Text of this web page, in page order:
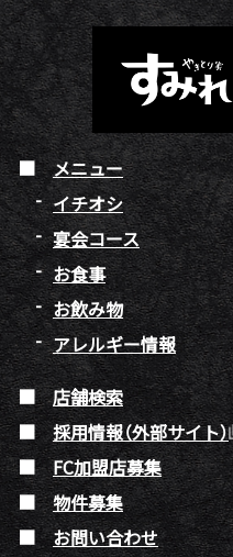
メニュー
イチオシ
宴会コース
お食事
お飲み物
アレルギー情報
店舗検索
採用情報（外部サイト）
FC加盟店募集
物件募集
お問い合わせ